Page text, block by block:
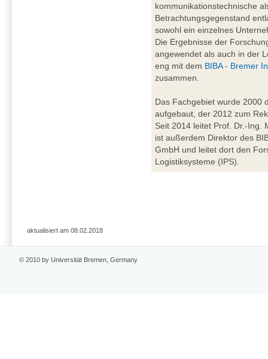
kommunikationstechnische
Betrachtungsgegenstand
sowohl ein einzelnes
Die Ergebnisse der
angewendet als auch in der
eng mit dem BIBA - Bremer
zusammen.
Das Fachgebiet wurde 2000
aufgebaut, der 2012 zum
Seit 2014 leitet Prof. Dr.-Ing.
ist außerdem Direktor des
GmbH und leitet dort den
Logistiksysteme (IPS).
aktualisiert am 08.02.2018
© 2010 by Universität Bremen, Germany